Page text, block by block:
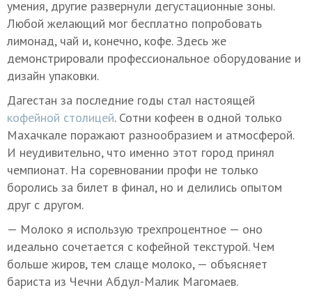
умения, другие развернули дегустационные зоны.
Любой желающий мог бесплатно попробовать
лимонад, чай и, конечно, кофе. Здесь же
демонстрировали профессиональное оборудование и
дизайн упаковки.
Дагестан за последние годы стал настоящей
кофейной столицей. Сотни кофеен в одной только
Махачкале поражают разнообразием и атмосферой.
И неудивительно, что именно этот город принял
чемпионат. На соревновании профи не только
боролись за билет в финал, но и делились опытом
друг с другом.
— Молоко я использую трехпроцентное — оно
идеально сочетается с кофейной текстурой. Чем
больше жиров, тем слаще молоко, — объясняет
бариста из Чечни Абдул-Малик Магомаев.